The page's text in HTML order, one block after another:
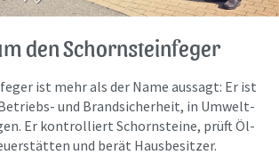
den Schornsteinfeger
ist mehr als der Name aussagt: Er ist
und Brandsicherheit, in Umwelt-
Er kontrolliert Schornsteine, prüft Öl-
und berät Hausbesitzer.